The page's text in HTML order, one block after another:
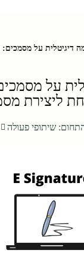
דיגיטלית על
על
ליצירת
תחום: שיתופי פעולה